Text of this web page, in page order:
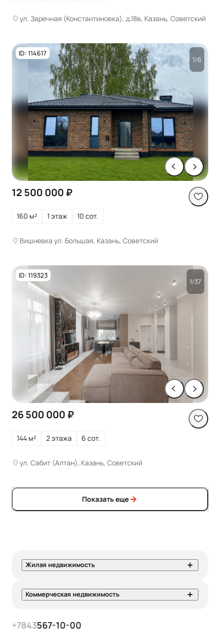
ул. Заречная (Константиновка), д.18в, Казань, Советский
ID: 114617
1/6
12 500 000 ₽
160 м² 1 этаж 10 сот.
Вишневка ул. Большая, Казань, Советский
ID: 119323
1/37
26 500 000 ₽
144 м² 2 этажа 6 сот.
ул. Сабит (Алтан), Казань, Советский
Показать еще
Жилая недвижимость
Коммерческая недвижимость
+7843567-10-00